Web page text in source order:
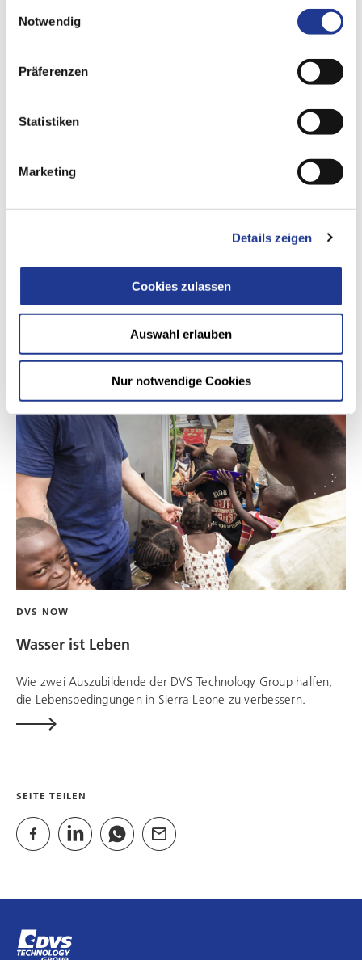
Notwendig
Präferenzen
Statistiken
Marketing
Details zeigen
Cookies zulassen
Auswahl erlauben
Nur notwendige Cookies
DVS NOW
Women Empowerment in Sierra Leone
PfefferminzGreen’s Herz und Arbeitsschwerpunkt liegt in der
sehr vertrauensvollen und engen Kooperation mit lokalen
NGOs in Subsahara-Afrika, die eigenständig ihre vielfältigen
Projekte entwickeln.
DVS NOW
Wasser ist Leben
Wie zwei Auszubildende der DVS Technology Grouphalfen,
die Lebensbedingungen in Sierra Leone zu verbessern.
SEITE TEILEN